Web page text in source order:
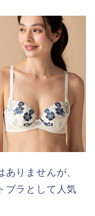
りませんが、
ブラとして人気